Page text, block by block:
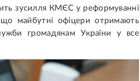
зусилля КМЄС у реформуванні
майбутні офіцери отримають
громадянам України у все